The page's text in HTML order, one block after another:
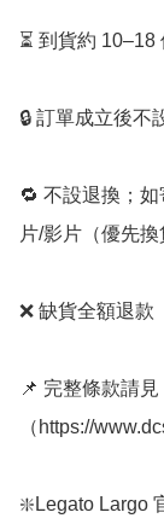
⏳ 到貨約 10–18
🔒 訂單成立後不
🔁 不設退換；
片/影片（優先換
❌ 缺貨全額退款
📌 完整條款請
（https://
❇️Legato Largo